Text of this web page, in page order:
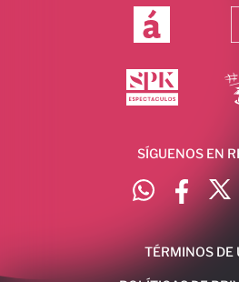
SÍGUENOS EN
TÉRMINOS DE